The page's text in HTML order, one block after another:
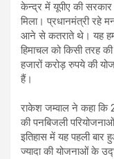
केन्द्र में यूपीए की
मिला। प्रधानमंत्री रहे
आने से कतराते थे। यह
हिमाचल को किसी तरह
हजारों करोड़ रुपये की
हैं।
राकेश जम्वाल ने कहा कि
की पनबिजली
इतिहास में यह पहली
ज्यादा की योजनाओं के